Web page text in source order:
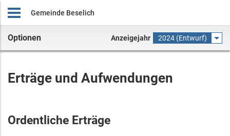
Gemeinde Beselich
Optionen Anzeigejahr 2024 (Entwurf)
Erträge und Aufwendungen
Ordentliche Erträge